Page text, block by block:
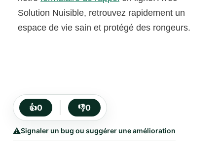
Solution Nuisible, retrouvez rapidement un
espace de vie sain et protégé des rongeurs.
👍0 👎0
⚠️Signaler un bug ou suggérer une amélioration